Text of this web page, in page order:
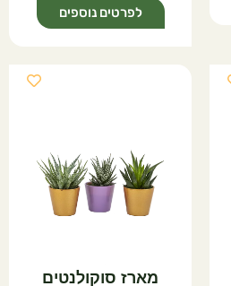
לפרטים נוספים
מארז סוקולנטים